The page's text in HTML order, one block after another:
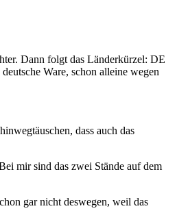
Dann folgt das Länderkürzel: DE
Ware, schon alleine wegen
dass auch das
mir sind das zwei Stände auf dem
gar nicht deswegen, weil das